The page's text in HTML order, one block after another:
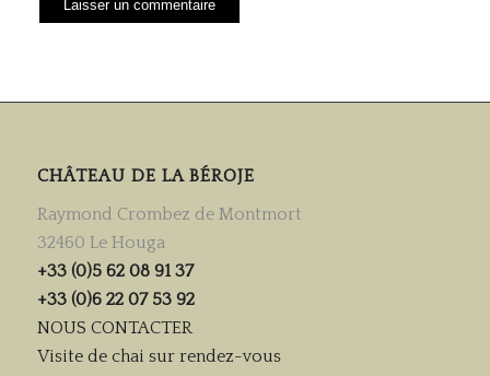
CHÂTEAU DE LA BÉROJE
Raymond Crombez de Montmort
32460 Le Houga
+33 (0)5 62 08 91 37
+33 (0)6 22 07 53 92
NOUS CONTACTER
Visite de chai sur rendez-vous